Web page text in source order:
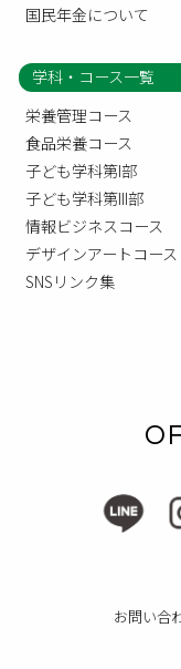
国民年金について
学科・コース一覧
栄養管理コース
食品栄養コース
子ども学科第I部
子ども学科第III部
情報ビジネスコース
デザインアートコース
SNSリンク集
お問い合